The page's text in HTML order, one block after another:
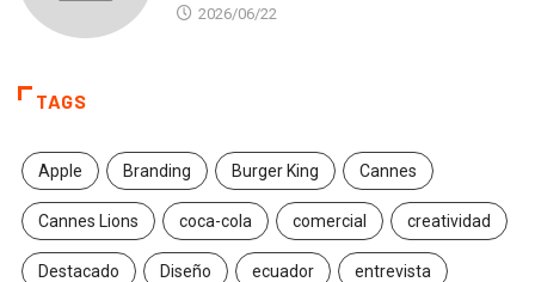
2026/06/22
TAGS
Apple Branding Burger King Cannes
Cannes Lions coca-cola comercial creatividad
Destacado Diseño ecuador entrevista